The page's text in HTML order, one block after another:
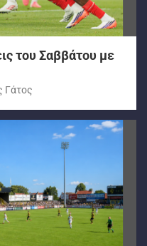
του Σαββάτου με
Γάτος